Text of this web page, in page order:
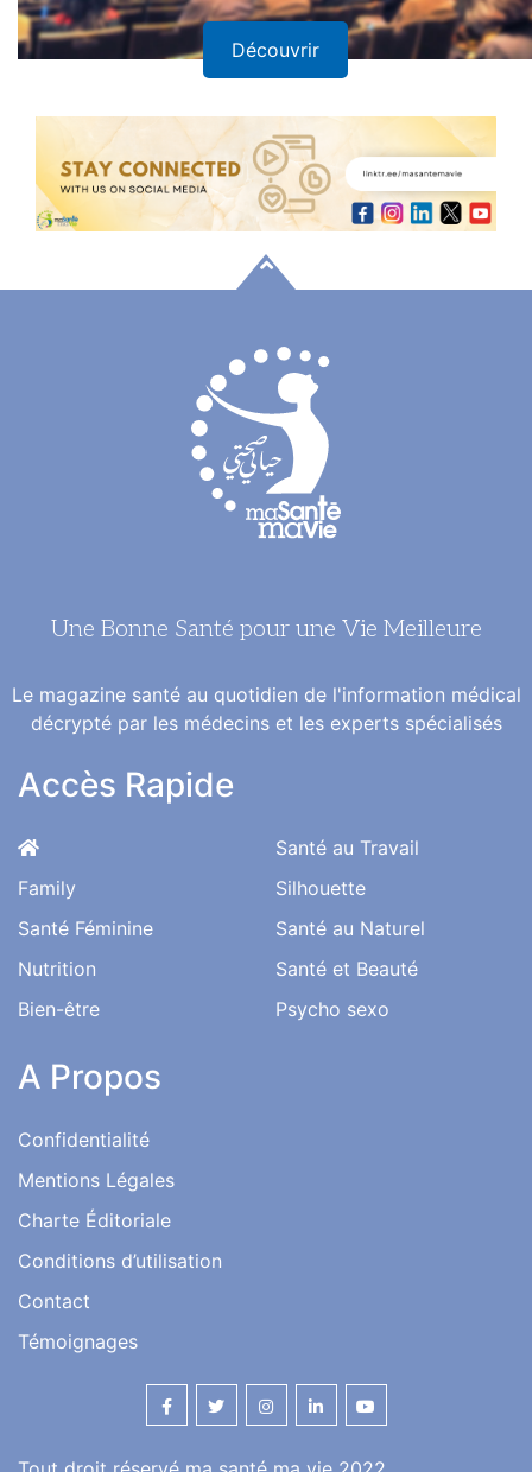
Découvrir
Une Bonne Santé pour une Vie Meilleure
Le magazine santé au quotidien de l'information médical
décrypté par les médecins et les experts spécialisés
Accès Rapide
Family
Santé Féminine
Nutrition
Bien-être
Santé au Travail
Silhouette
Santé au Naturel
Santé et Beauté
Psycho sexo
A Propos
Confidentialité
Mentions Légales
Charte Éditoriale
Conditions d’utilisation
Contact
Témoignages